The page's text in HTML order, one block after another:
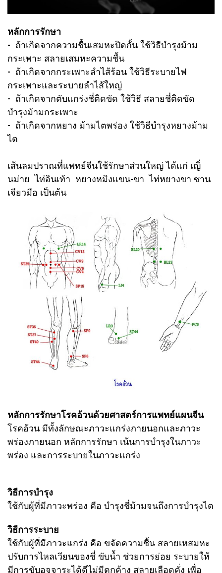
หลักการรักษา
- ถ้าเกิดจากความชื้นเสมหะปิดกั้น ใช้วิธีบำรุงม้าม
กระเพาะ สลายเสมหะความชื้น
- ถ้าเกิดจากกระเพาะลำไส้ร้อน ใช้วิธีระบายไฟ
กระเพาะและระบายลำไส้ใหญ่
- ถ้าเกิดจากตับแกร่งชี่ติดขัด ใช้วิธี สลายชี่ติดขัด
บำรุงม้ามกระเพาะ
- ถ้าเกิดจากหยาง ม้ามไตพร่อง ใช้วิธีบำรุงหยางม้าม
ไต
เส้นลมปราณที่แพทย์จีนใช้รักษาส่วนใหญ่ ได้แก่ เญิ่
นม่าย ไท่อินเท้า หยางหมิงแขน-ขา ไท่หยางขา ซาน
เจียวมือ เป็นต้น
หลักการรักษาโรคอ้วนด้วยศาสตร์การแพทย์แผนจีน
โรคอ้วน มีทั้งลักษณะภาวะแกร่งภายนอกและภาวะ
พร่องภายนอก หลักการรักษา เน้นการบำรุงในภาวะ
พร่อง และการระบายในภาวะแกร่ง
วิธีการบำรุง
ใช้กับผู้ที่มีภาวะพร่อง คือ บำรุงชี่ม้ามจนถึงการบำรุงไต
วิธีการระบาย
ใช้กับผู้ที่มีภาวะแกร่ง คือ ขจัดความชื้น สลายเหสมหะ
ปรับการไหลเวียนของชี่ ขับน้ำ ช่วยการย่อย ระบายให้
มีการขับอุจจาระได้ดีไม่มีตกค้าง สลายเลือดคั่ง เพื่อ